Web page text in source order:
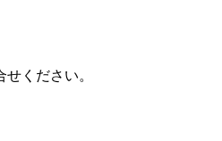
ください。